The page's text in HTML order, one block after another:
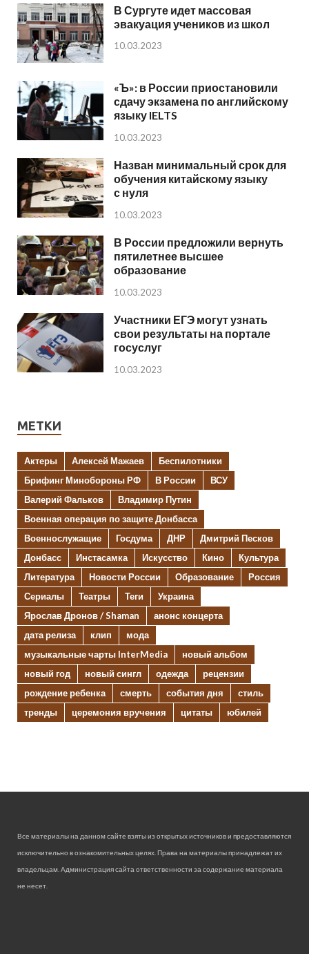
В Сургуте идет массовая
эвакуация учеников из школ
10.03.2023
«Ъ»: в России приостановили
сдачу экзамена по английскому
языку IELTS
10.03.2023
Назван минимальный срок для
обучения китайскому языку
с нуля
10.03.2023
В России предложили вернуть
пятилетнее высшее
образование
10.03.2023
Участники ЕГЭ могут узнать
свои результаты на портале
госуслуг
10.03.2023
МЕТКИ
Актеры Алексей Мажаев
Беспилотники
Брифинг Минобороны РФ
В России
ВСУ
Валерий Фальков
Владимир Путин
Военная операция по защите Донбасса
Военнослужащие
Госдума ДНР
Дмитрий Песков
Донбасс
Инстасамка Искусство Кино
Культура
Литература
Новости России Образование
Россия
Сериалы
Театры Теги
Украина
Ярослав Дронов / Shaman
анонс концерта
дата релиза
клип
мода
музыкальные чарты InterMedia
новый альбом
новый год
новый сингл одежда
рецензии
рождение ребенка
смерть события дня
стиль
тренды
церемония вручения цитаты юбилей
Все материалы на данном сайте взяты из открытых источников и предоставляются
исключительно в ознакомительных целях. Права на материалы принадлежат их
владельцам. Администрация сайта ответственности за содержание материала
не несет.